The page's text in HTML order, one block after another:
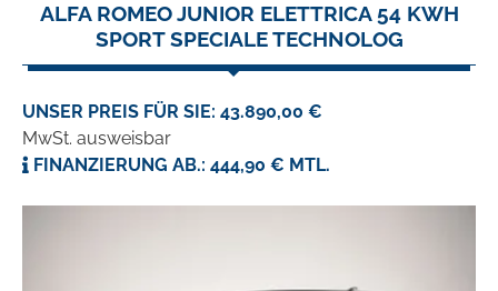
ALFA ROMEO JUNIOR ELETTRICA 54 KWH
SPORT SPECIALE TECHNOLOG
UNSER PREIS FÜR SIE: 43.890,00 €
MwSt. ausweisbar
FINANZIERUNG AB.: 444,90 € MTL.